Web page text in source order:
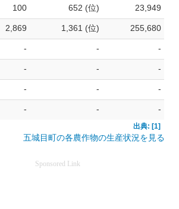
100 652 (位) 23,949
2,869 1,361 (位) 255,680
- - -
- - -
- - -
- - -
出典: [1]
五城目町の各農作物の生産状況を見る
Sponsored Link